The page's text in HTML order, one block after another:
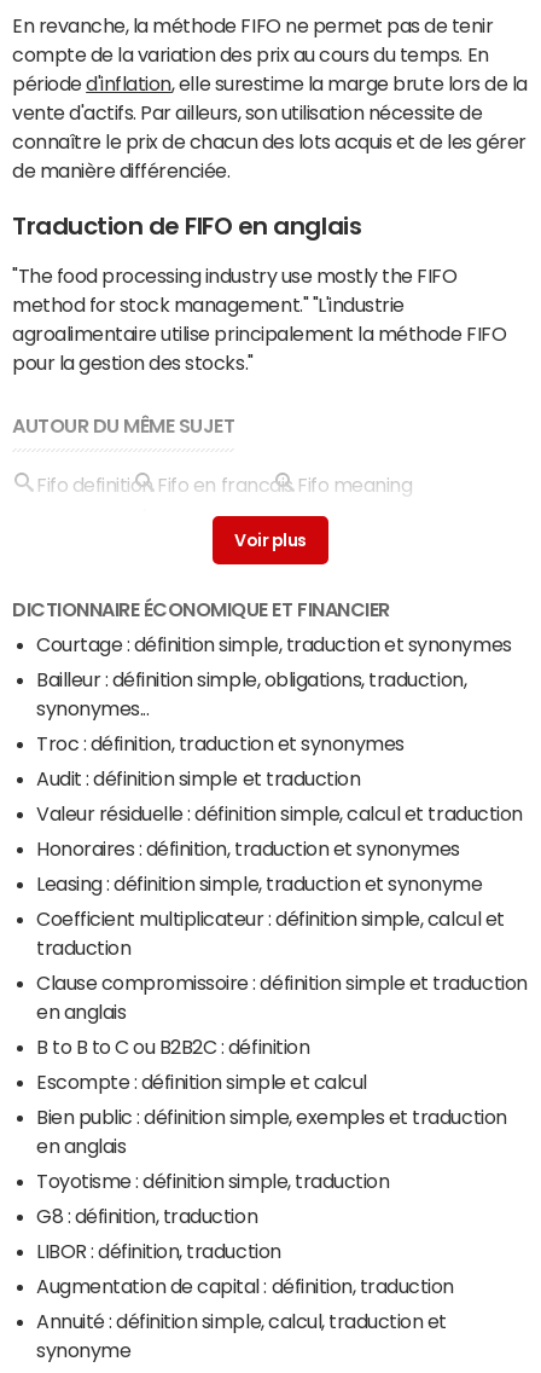
En revanche, la méthode FIFO ne permet pas de tenir
compte de la variation des prix au cours du temps. En
périoded'inflation, elle surestime la marge brute lors de la
vente d'actifs. Par ailleurs, son utilisation nécessite de
connaître le prix de chacun des lots acquis et de les gérer
de manière différenciée.
Traduction de FIFO en anglais
"The food processing industry use mostly the FIFO
method for stock management." "L'industrie
agroalimentaire utilise principalement la méthode FIFO
pour la gestion des stocks."
AUTOUR DU MÊME SUJET
Fifo definition Fifo en francais Fifo meaning
> Guide
DICTIONNAIRE ÉCONOMIQUE ET FINANCIER
Courtage : définition simple, traduction et synonymes
Bailleur : définition simple, obligations, traduction,
synonymes...
Troc : définition, traduction et synonymes
Audit : définition simple et traduction
Valeur résiduelle : définition simple, calcul et traduction
Honoraires : définition, traduction et synonymes
Leasing : définition simple, traduction et synonyme
Coefficient multiplicateur : définition simple, calcul et
traduction
Clause compromissoire : définition simple et traduction
en anglais
B to B to C ou B2B2C : définition
Escompte : définition simple et calcul
Bien public : définition simple, exemples et traduction
en anglais
Toyotisme : définition simple, traduction
G8 : définition, traduction
LIBOR : définition, traduction
Augmentation de capital : définition, traduction
Annuité : définition simple, calcul, traduction et
synonyme